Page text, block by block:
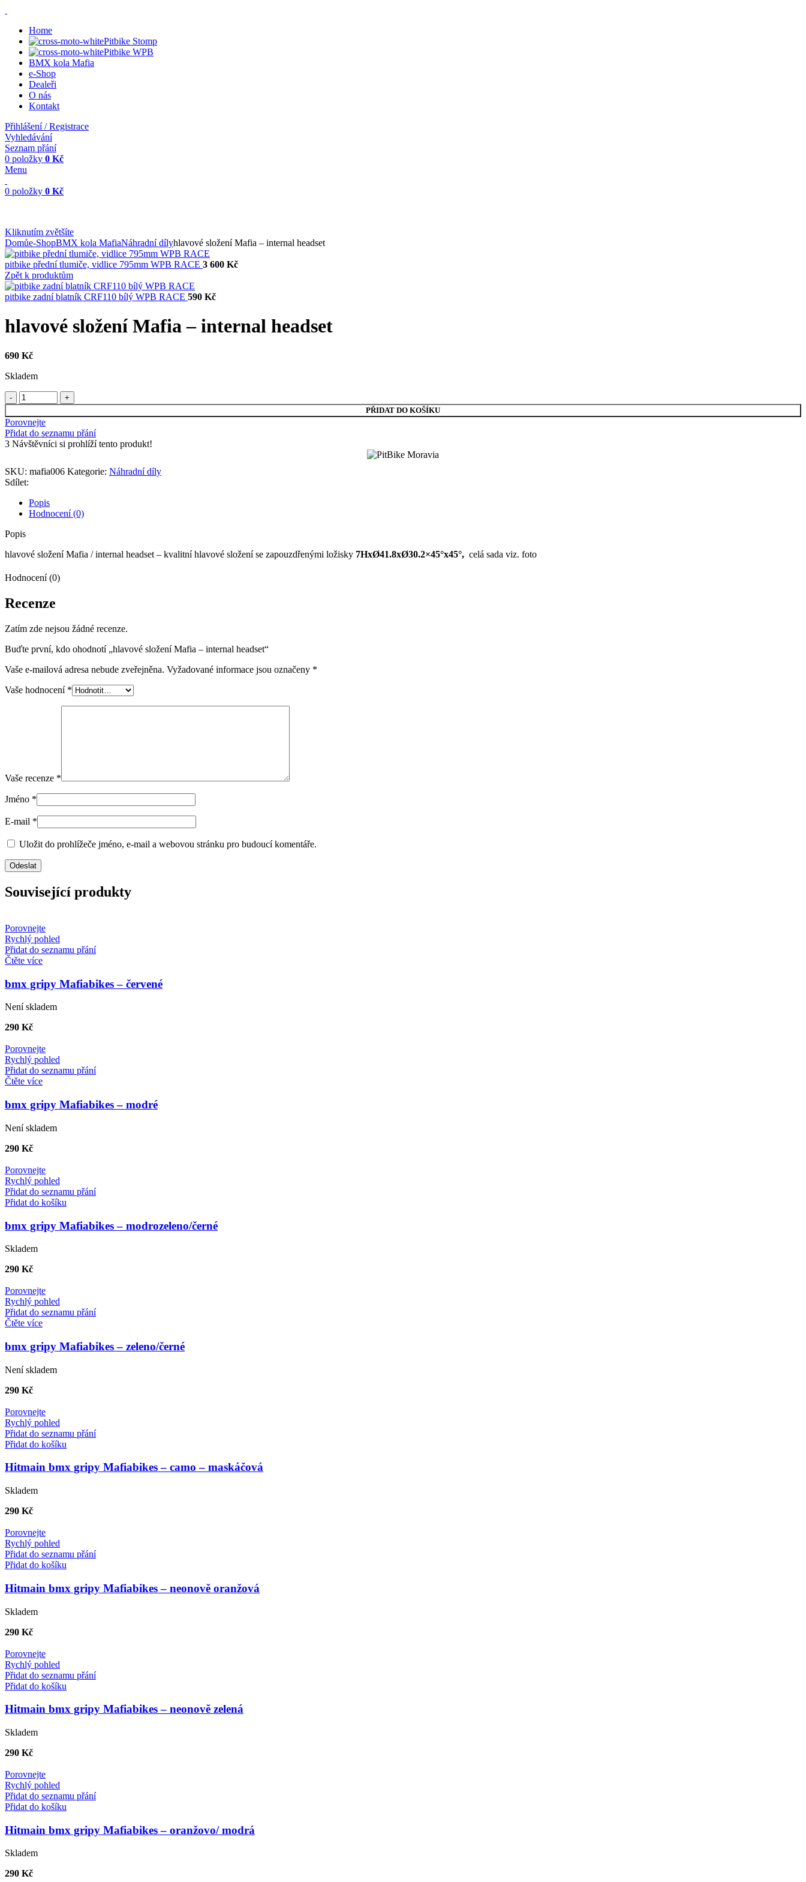
Home
Pitbike Stomp
Pitbike WPB
BMX kola Mafia
e-Shop
Dealeři
O nás
Kontakt
Přihlášení / Registrace
Vyhledávání
Seznam přání
0 položky 0 Kč
Menu
0 položky 0 Kč
Kliknutím zvětšíte
Domůe-ShopBMX kola MafiaNáhradní dílyhlavové složení Mafia – internal headset
pitbike přední tlumiče, vidlice 795mm WPB RACE 3 600 Kč
Zpět k produktům
pitbike zadní blatník CRF110 bílý WPB RACE 590 Kč
hlavové složení Mafia – internal headset
690 Kč
Skladem
hlavové
složení
Mafia
-
internal
headset
PŘIDAT DO KOŠÍKU
Porovnejte
Přidat do seznamu přání
3 Návštěvníci si prohlíží tento produkt!
SKU: mafia006 Kategorie: Náhradní díly
Sdílet:
Popis
Hodnocení (0)
Popis
hlavové složení Mafia / internal headset – kvalitní hlavové složení se zapouzdřenými ložisky 7HxØ41.8xØ30.2×45°x45°, celá sada viz. foto
Hodnocení (0)
Recenze
Zatím zde nejsou žádné recenze.
Buďte první, kdo ohodnotí „hlavové složení Mafia – internal headset“
Vaše e-mailová adresa nebude zveřejněna. Vyžadované informace jsou označeny *
Vaše hodnocení *
Vaše recenze *
Jméno *
E-mail *
Uložit do prohlížeče jméno, e-mail a webovou stránku pro budoucí komentáře.
Související produkty
Porovnejte
Rychlý pohled
Přidat do seznamu přání
Čtěte více
bmx gripy Mafiabikes – červené
Není skladem
290 Kč
Porovnejte
Rychlý pohled
Přidat do seznamu přání
Čtěte více
bmx gripy Mafiabikes – modré
Není skladem
290 Kč
Porovnejte
Rychlý pohled
Přidat do seznamu přání
Přidat do košíku
bmx gripy Mafiabikes – modrozeleno/černé
Skladem
290 Kč
Porovnejte
Rychlý pohled
Přidat do seznamu přání
Čtěte více
bmx gripy Mafiabikes – zeleno/černé
Není skladem
290 Kč
Porovnejte
Rychlý pohled
Přidat do seznamu přání
Přidat do košíku
Hitmain bmx gripy Mafiabikes – camo – maskáčová
Skladem
290 Kč
Porovnejte
Rychlý pohled
Přidat do seznamu přání
Přidat do košíku
Hitmain bmx gripy Mafiabikes – neonově oranžová
Skladem
290 Kč
Porovnejte
Rychlý pohled
Přidat do seznamu přání
Přidat do košíku
Hitmain bmx gripy Mafiabikes – neonově zelená
Skladem
290 Kč
Porovnejte
Rychlý pohled
Přidat do seznamu přání
Přidat do košíku
Hitmain bmx gripy Mafiabikes – oranžovo/ modrá
Skladem
290 Kč